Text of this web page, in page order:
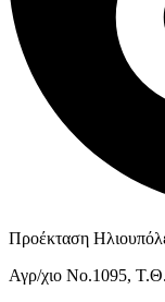
Προέκταση
Αγρ/χιο Νο.1095,